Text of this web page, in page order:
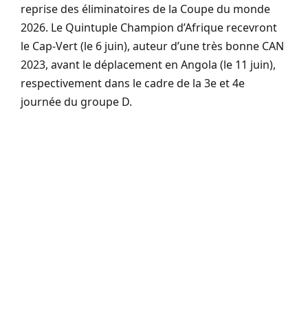
reprise des éliminatoires de la Coupe du monde
2026. Le Quintuple Champion d’Afrique recevront
le Cap-Vert (le 6 juin), auteur d’une très bonne CAN
2023, avant le déplacement en Angola (le 11 juin),
respectivement dans le cadre de la 3e et 4e
journée du groupe D.